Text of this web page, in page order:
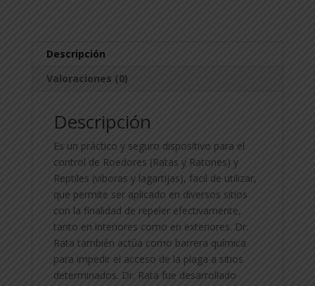
450mlDescripción
Valoraciones (0)
Descripción
Es un práctico y seguro dispositivo para el
control de Roedores (Ratas y Ratones) y
Reptiles (viboras y lagartijas), facil de utilizar,
que permite ser aplicado en diversos sitios
con la finalidad de repeler efectivamente,
tanto en interiores como en exteriores. Dr.
Rata también actúa como barrera química
para impedir el acceso de la plaga a sitios
determinados. Dr. Rata fue desarrollado